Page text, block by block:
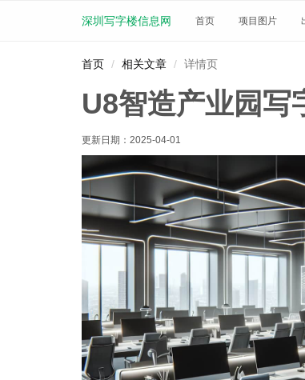
深圳写字楼信息网 首页 项目图片
首页 相关文章 详情页
U8智造产业园写
更新日期： 2025-04-01